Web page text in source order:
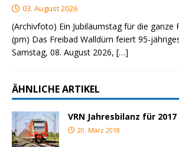
03. August 2026
(Archivfoto) Ein Jubiläumstag für die ganze
(pm) Das Freibad Walldürn feiert 95-
Samstag, 08. August 2026, […]
ÄHNLICHE ARTIKEL
VRN Jahresbilanz für 2017
20. März 2018